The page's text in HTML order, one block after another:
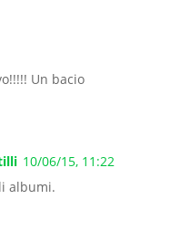
Un bacio
10/06/15, 11:22
albumi.